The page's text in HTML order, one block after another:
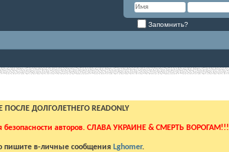
Запомнить?
ДОЛГОЛЕТНЕГО READONLY
авторов. СЛАВА УКРАИНЕ & СМЕРТЬ ВОРОГАМ!!!
пишите в-личные сообщения Lghomer.